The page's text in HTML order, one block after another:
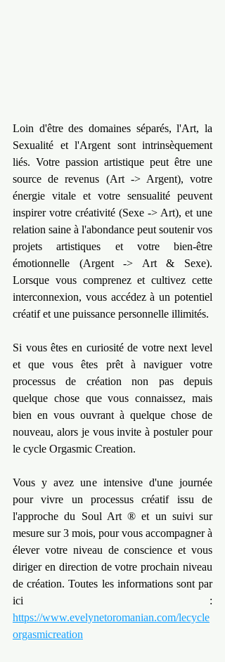
Loin d'être des domaines séparés, l'Art, la
Sexualité et l'Argent sont intrinsèquement
liés. Votre passion artistique peut être une
source de revenus (Art -> Argent), votre
énergie vitale et votre sensualité peuvent
inspirer votre créativité (Sexe -> Art), et une
relation saine à l'abondance peut soutenir vos
projets artistiques et votre bien-être
émotionnelle (Argent -> Art & Sexe).
Lorsque vous comprenez et cultivez cette
interconnexion, vous accédez à un potentiel
créatif et une puissance personnelle illimités.
Si vous êtes en curiosité de votre next level
et que vous êtes prêt à naviguer votre
processus de création non pas depuis
quelque chose que vous connaissez, mais
bien en vous ouvrant à quelque chose de
nouveau, alors je vous invite à postuler pour
le cycle Orgasmic Creation.
Vous y avez une intensive d'une journée
pour vivre un processus créatif issu de
l'approche du Soul Art ® et un suivi sur
mesure sur 3 mois, pour vous accompagner à
élever votre niveau de conscience et vous
diriger en direction de votre prochain niveau
de création. Toutes les informations sont par
https://www.evelynetoromanian.com/lecycle
orgasmicreation